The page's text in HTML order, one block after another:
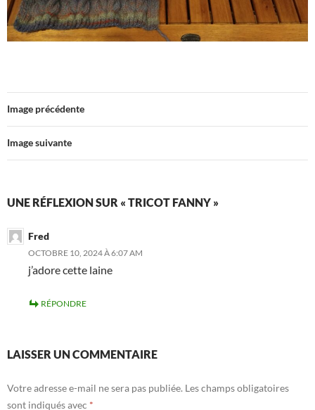
Image précédente
Image suivante
UNE RÉFLEXION SUR « TRICOT FANNY »
Fred
OCTOBRE 10, 2024 À 6:07 AM
j’adore cette laine
RÉPONDRE
LAISSER UN COMMENTAIRE
Votre adresse e-mail ne sera pas publiée. Les champs obligatoires
sont indiqués avec *